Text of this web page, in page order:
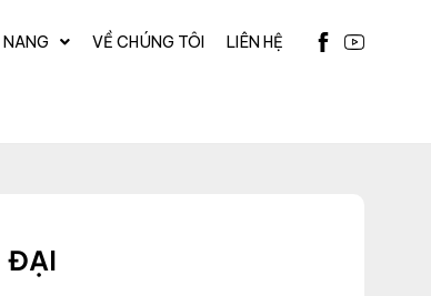
VỀ CHÚNG TÔI LIÊN HỆ
ĐẠI